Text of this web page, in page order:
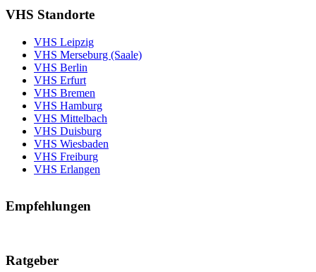
VHS Standorte
VHS Leipzig
VHS Merseburg (Saale)
VHS Berlin
VHS Erfurt
VHS Bremen
VHS Hamburg
VHS Mittelbach
VHS Duisburg
VHS Wiesbaden
VHS Freiburg
VHS Erlangen
Empfehlungen
Ratgeber